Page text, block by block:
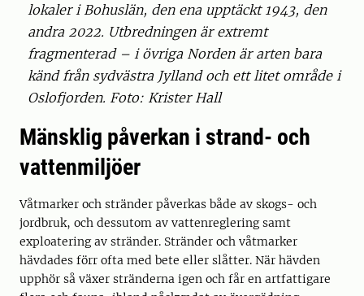
lokaler i Bohuslän, den ena upptäckt 1943, den
andra 2022. Utbredningen är extremt
fragmenterad – i övriga Norden är arten bara
känd från sydvästra Jylland och ett litet område i
Oslofjorden. Foto: Krister Hall
Mänsklig påverkan i strand- och
vattenmiljöer
Våtmarker och stränder påverkas både av skogs- och
jordbruk, och dessutom av vattenreglering samt
exploatering av stränder. Stränder och våtmarker
hävdades förr ofta med bete eller slåtter. När hävden
upphör så växer stränderna igen och får en artfattigare